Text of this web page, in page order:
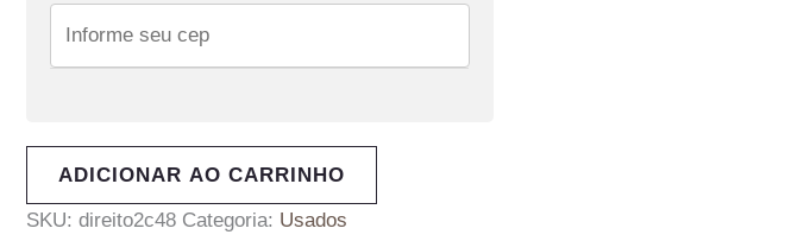
ADICIONAR AO CARRINHO
SKU:direito2c48 Categoria: Usados